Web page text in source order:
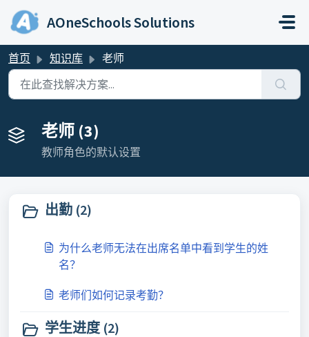
跳过至主要内容
AOneSchools Solutions
首页 知识库 老师
老师 (3)
教师角色的默认设置
出勤 (2)
为什么老师无法在出席名单中看到学生的姓
名？
老师们如何记录考勤？
学生进度 (2)